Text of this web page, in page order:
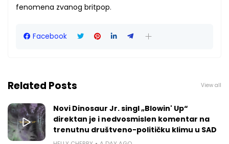
fenomena zvanog britpop.
Facebook
Related Posts View all
Novi Dinosaur Jr. singl „Blowin' Up“
direktan je i nedvosmislen komentar na
trenutnu društveno-političku klimu u SAD